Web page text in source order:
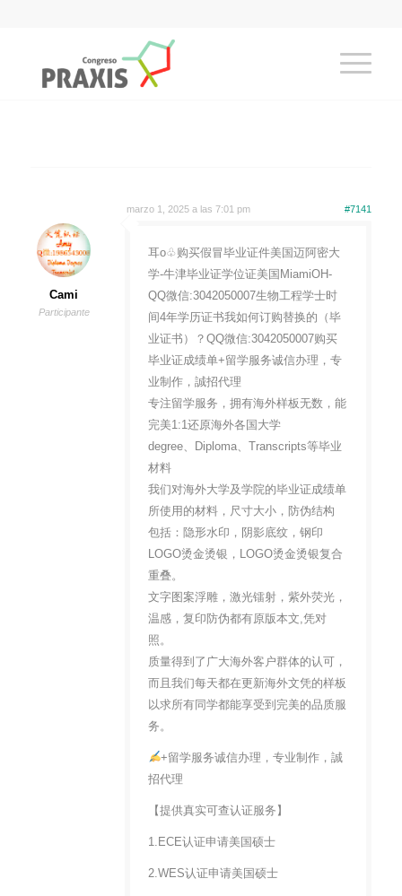
marzo 1, 2025 a las 7:01 pm #7141
Cami
Participante
耳o♧购买假冒毕业证件美国迈阿密大
学-牛津毕业证学位证美国MiamiOH-
QQ微信:3042050007生物工程学士时
间4年学历证书我如何订购替换的（毕
业证书）？QQ微信:3042050007购买
毕业证成绩单+留学服务诚信办理，专
业制作，誠招代理
专注留学服务，拥有海外样板无数，能
完美1:1还原海外各国大学
degree、Diploma、Transcripts等毕业
材料
我们对海外大学及学院的毕业证成绩单
所使用的材料，尺寸大小，防伪结构
包括：隐形水印，阴影底纹，钢印
LOGO烫金烫银，LOGO烫金烫银复合
重叠。
文字图案浮雕，激光镭射，紫外荧光，
温感，复印防伪都有原版本文,凭对
照。
质量得到了广大海外客户群体的认可，
而且我们每天都在更新海外文凭的样板
以求所有同学都能享受到完美的品质服
务。
+留学服务诚信办理，专业制作，誠
招代理
【提供真实可查认证服务】
1.ECE认证申请美国硕士
2.WES认证申请美国硕士